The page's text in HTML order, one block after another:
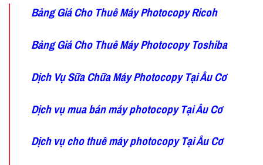
Bảng Giá Cho Thuê Máy Photocopy Ricoh
Bảng Giá Cho Thuê Máy Photocopy Toshiba
Dịch Vụ Sữa Chữa Máy Photocopy Tại Âu Cơ
Dịch vụ mua bán máy photocopy Tại Âu Cơ
Dịch vụ cho thuê máy photocopy Tại Âu Cơ